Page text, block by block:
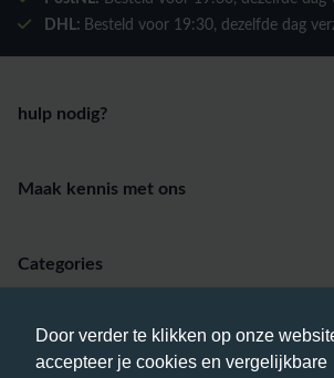
Door verder te klikken op onze
accepteer je cookies en vergelijkbare
DHL: Besteld voor 19:30, dezelfde dag
hulp nodig?
Maak kennis met ons
Categories
Account